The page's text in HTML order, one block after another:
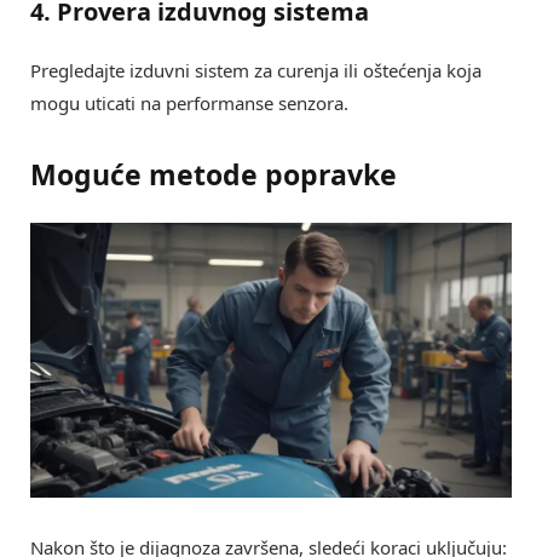
4. Provera izduvnog sistema
Pregledajte izduvni sistem za curenja ili oštećenja koja
mogu uticati na performanse senzora.
Moguće metode popravke
Nakon što je dijagnoza završena, sledeći koraci uključuju: